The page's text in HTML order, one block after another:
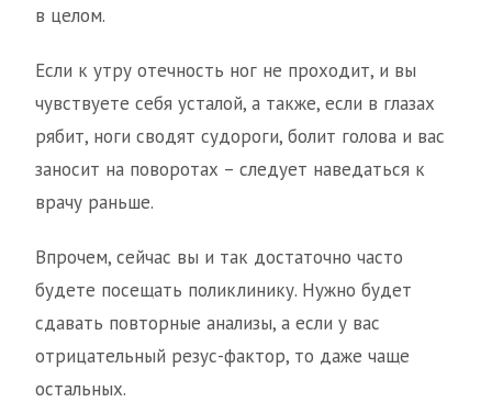
в целом.
Если к утру отечность ног не проходит, и вы
чувствуете себя усталой, а также, если в глазах
рябит, ноги сводят судороги, болит голова и вас
заносит на поворотах – следует наведаться к
врачу раньше.
Впрочем, сейчас вы и так достаточно часто
будете посещать поликлинику. Нужно будет
сдавать повторные анализы, а если у вас
отрицательный резус-фактор, то даже чаще
остальных.